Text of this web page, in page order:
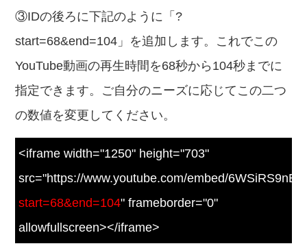
③IDの後ろに下記のように「?
start=68&end=104」を追加します。これでこの
YouTube動画の再生時間を68秒から104秒までに
指定できます。ご自分のニーズに応じてこの二つ
の数値を変更してください。
<iframe width="1250" height="703"
src="https://www.youtube.com/embed/
start=68&end=104" frameborder="0"
allowfullscreen></iframe>